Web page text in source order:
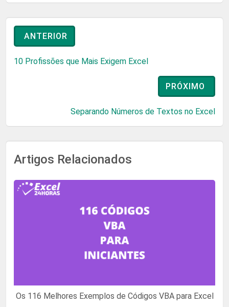
ANTERIOR
10 Profissões que Mais Exigem Excel
PRÓXIMO
Separando Números de Textos no Excel
Artigos Relacionados
Os 116 Melhores Exemplos de Códigos VBA para Excel